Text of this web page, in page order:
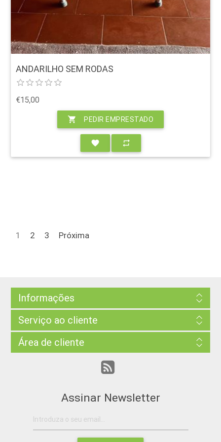
ANDARILHO SEM RODAS
€15,00
shopping_cart PEDIR EMPRESTADO
favorite repeat
1 2 3 Próxima
Informações
Serviço ao cliente
Área de cliente
Assinar Newsletter